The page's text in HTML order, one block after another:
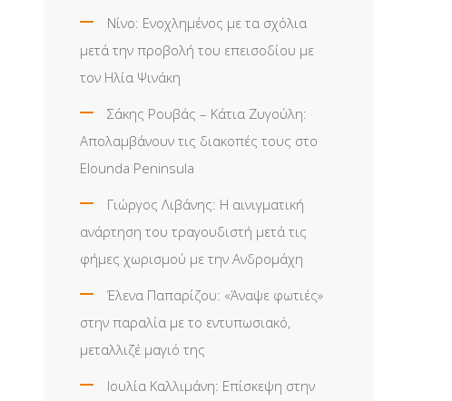
Νίνο: Ενοχλημένος με τα σχόλια
μετά την προβολή του επεισοδίου με
τον Ηλία Ψινάκη
Σάκης Ρουβάς – Κάτια Ζυγούλη:
Απολαμβάνουν τις διακοπές τους στο
Elounda Peninsula
Γιώργος Λιβάνης: Η αινιγματική
ανάρτηση του τραγουδιστή μετά τις
φήμες χωρισμού με την Ανδρομάχη
Έλενα Παπαρίζου: «Άναψε φωτιές»
στην παραλία με το εντυπωσιακό,
μεταλλιζέ μαγιό της
Ιουλία Καλλιμάνη: Επίσκεψη στην